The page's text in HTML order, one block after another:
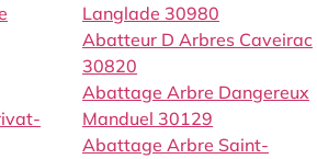
Langlade 30980
Abatteur D Arbres Caveirac
30820
Abattage Arbre Dangereux
Manduel 30129
Abattage Arbre Saint-